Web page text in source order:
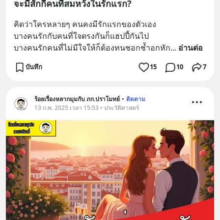
จะมีสักกี่คนที่สมหวังในรักแรก?
คิดว่าใครหลายๆ คนคงมีรักแรกของตัวเอง
บางคนรักกับคนที่ใจตรงกันก็แฮปปี้กันไป
บางคนรักคนที่ไม่มีใจให้ก็ต้องทนชอกช้ำอกหัก... อ่านต่อ
บันทึก 15 10 7
ร้อยเรื่องหลากมุมกับ ภก.ปราโมทย์ • ติดตาม
13 ก.พ. 2025 เวลา 15:53 • ประวัติศาสตร์